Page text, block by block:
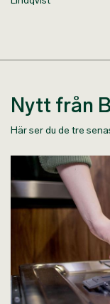
Nytt från
Här ser du de tre